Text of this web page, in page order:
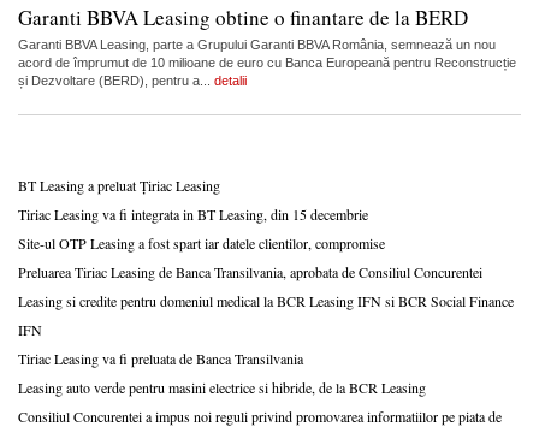
Garanti BBVA Leasing obtine o finantare de la BERD
Garanti BBVA Leasing, parte a Grupului Garanti BBVA România, semnează un nou
acord de împrumut de 10 milioane de euro cu Banca Europeană pentru Reconstrucție
și Dezvoltare (BERD), pentru a... detalii
BT Leasing a preluat Țiriac Leasing
Tiriac Leasing va fi integrata in BT Leasing, din 15 decembrie
Site-ul OTP Leasing a fost spart iar datele clientilor, compromise
Preluarea Tiriac Leasing de Banca Transilvania, aprobata de Consiliul Concurentei
Leasing si credite pentru domeniul medical la BCR Leasing IFN si BCR Social Finance
IFN
Tiriac Leasing va fi preluata de Banca Transilvania
Leasing auto verde pentru masini electrice si hibride, de la BCR Leasing
Consiliul Concurentei a impus noi reguli privind promovarea informatiilor pe piata de